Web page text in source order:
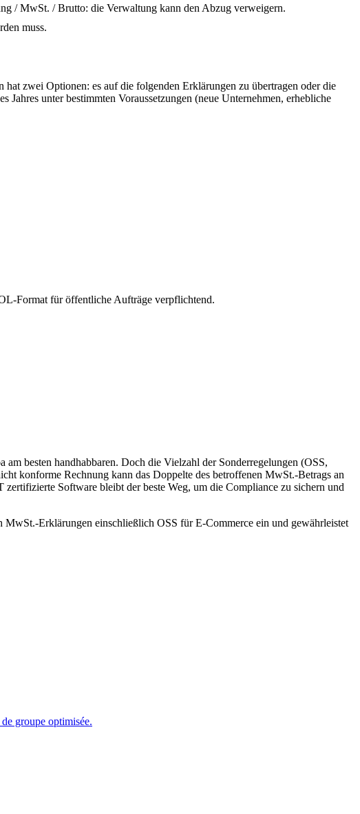
/ MwSt. / Brutto: die Verwaltung kann den Abzug verweigern.
muss.
hat zwei Optionen: es auf die folgenden Erklärungen zu übertragen oder die
unter bestimmten Voraussetzungen (neue Unternehmen, erhebliche
Format für öffentliche Aufträge verpflichtend.
besten handhabbaren. Doch die Vielzahl der Sonderregelungen (OSS,
konforme Rechnung kann das Doppelte des betroffenen MwSt.-Betrags an
Software bleibt der beste Weg, um die Compliance zu sichern und
Erklärungen einschließlich OSS für E-Commerce ein und gewährleistet
groupe optimisée.